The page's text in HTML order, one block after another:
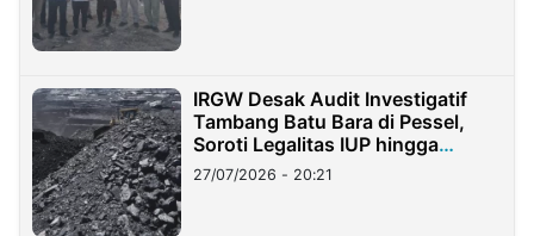
IRGW Desak Audit Investigatif
Tambang Batu Bara di Pessel,
Soroti Legalitas IUP hingga
Stockpile
27/07/2026 - 20:21